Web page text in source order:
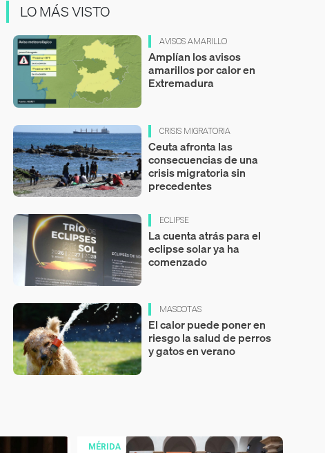
LO MÁS VISTO
AVISOS AMARILLO
Amplían los avisos
amarillos por calor en
Extremadura
CRISIS MIGRATORIA
Ceuta afronta las
consecuencias de una
crisis migratoria sin
precedentes
ECLIPSE
La cuenta atrás para el
eclipse solar ya ha
comenzado
MASCOTAS
El calor puede poner en
riesgo la salud de perros
y gatos en verano
MÉRIDA